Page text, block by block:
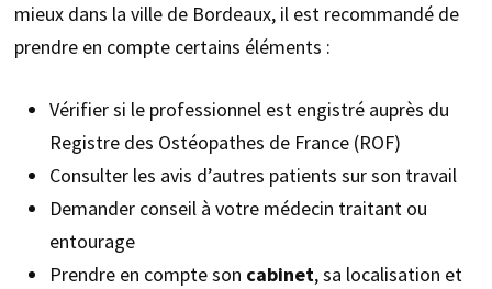
mieux dans la ville de Bordeaux, il est recommandé de
prendre en compte certains éléments :
Vérifier si le professionnel est engistré auprès du
Registre des Ostéopathes de France (ROF)
Consulter les avis d’autres patients sur son travail
Demander conseil à votre médecin traitant ou
entourage
Prendre en compte son cabinet, sa localisation et